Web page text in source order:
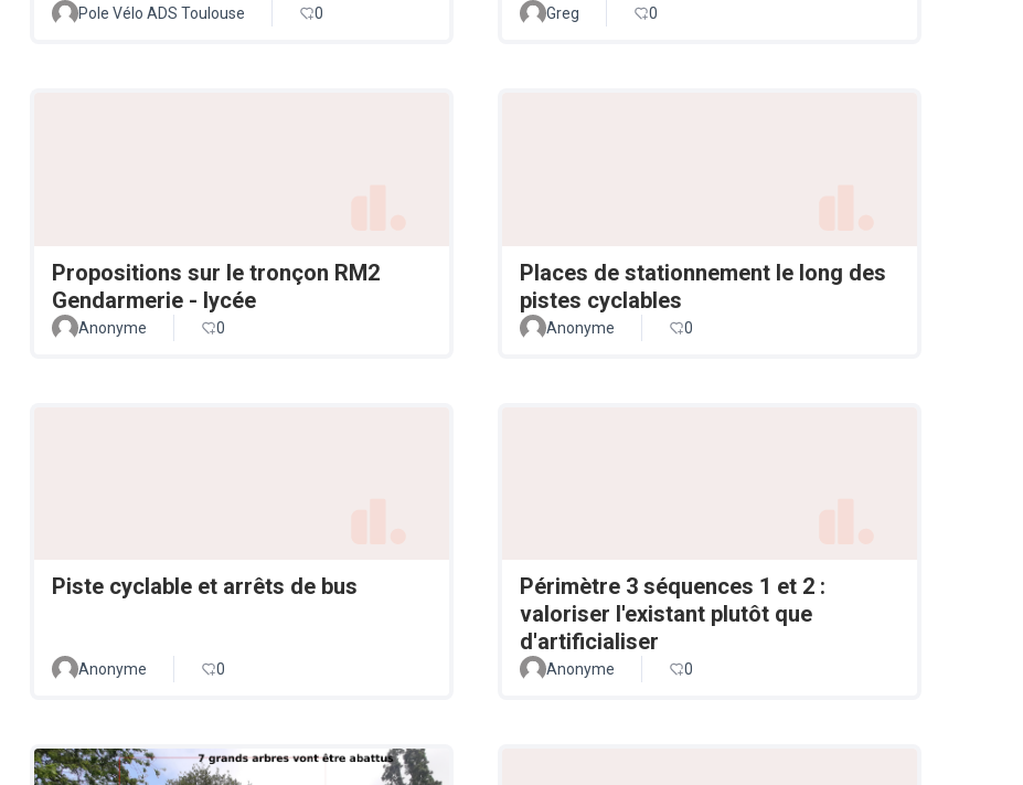
Pole Vélo ADS Toulouse 0 Greg 0
Propositions sur le tronçon RM2
Gendarmerie - lycée
Anonyme 0
Places de stationnement le long des
pistes cyclables
Anonyme 0
Piste cyclable et arrêts de bus
Anonyme 0
Périmètre 3 séquences 1 et 2 :
valoriser l'existant plutôt que
d'artificialiser
Anonyme 0